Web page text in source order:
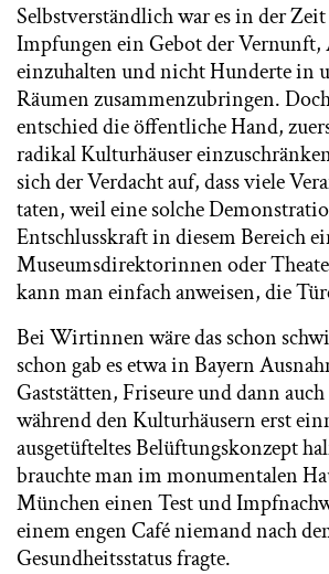
Selbstverständlich war es in der
Impfungen ein Gebot der Vernunft,
einzuhalten und nicht Hunderte in
Räumen zusammenzubringen.
entschied die öffentliche Hand,
radikal Kulturhäuser
sich der Verdacht auf, dass viele
taten, weil eine solche
Entschlusskraft in diesem Bereich
Museumsdirektorinnen oder
kann man einfach anweisen, die
Bei Wirtinnen wäre das schon
schon gab es etwa in Bayern
Gaststätten, Friseure und dann
während den Kulturhäusern erst
ausgetüfteltes Belüftungskonzept
brauchte man im monumentalen
München einen Test und
einem engen Café niemand nach
Gesundheitsstatus fragte.